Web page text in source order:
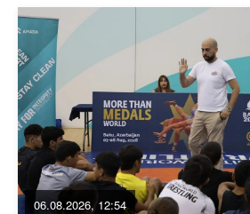
06.08.2026, 12:54